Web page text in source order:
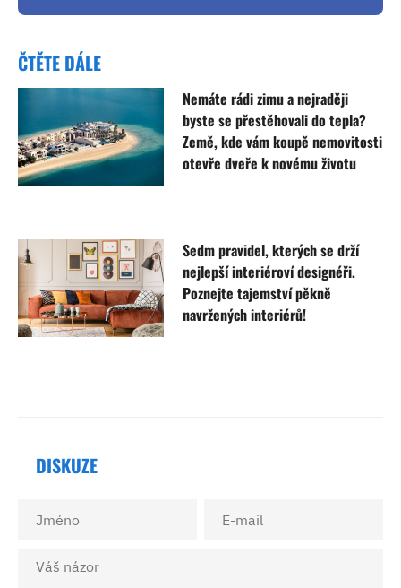
ČTĚTE DÁLE
Nemáte rádi zimu a nejraději
byste se přestěhovali do tepla?
Země, kde vám koupě nemovitosti
otevře dveře k novému životu
Sedm pravidel, kterých se drží
nejlepší interiéroví designéři.
Poznejte tajemství pěkně
navržených interiérů!
DISKUZE